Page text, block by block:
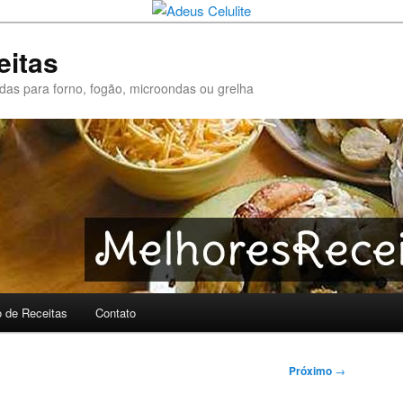
para forno, fogão, microondas ou grelha
de Receitas Contato
Próximo →